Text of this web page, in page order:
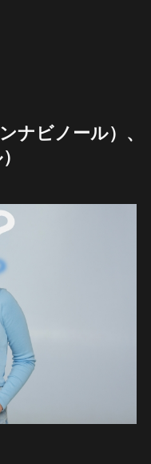
ナビノール）、